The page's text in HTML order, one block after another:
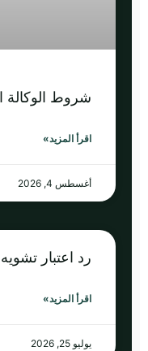
شروط الوكالة
اقرأ المزيد»
أغسطس 4, 2026
رد اعتبار
اقرأ المزيد»
يوليو 25, 2026